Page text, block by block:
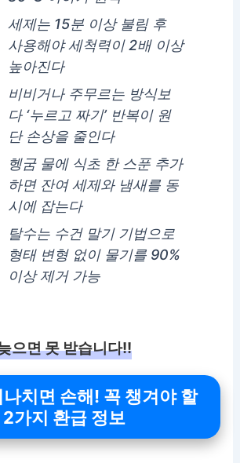
세제는 15분 이상 불림 후
사용해야 세척력이 2배 이상
높아진다
비비거나 주무르는 방식보
다 ‘누르고 짜기’ 반복이 원
단 손상을 줄인다
헹굼 물에 식초 한 스푼 추가
하면 잔여 세제와 냄새를 동
시에 잡는다
탈수는 수건 말기 기법으로
형태 변형 없이 물기를 90%
이상 제거 가능
으면 못 받습니다!!
치면 손해! 꼭 챙겨야 할
2가지 환급 정보